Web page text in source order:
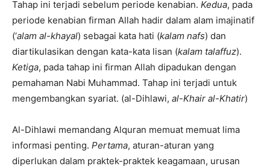
Tahap ini terjadi sebelum periode kenabian. Kedua, pada
periode kenabian firman Allah hadir dalam alam imajinatif
(‘alam al-khayal) sebagai kata hati (kalam nafs) dan
diartikulasikan dengan kata-kata lisan (kalam talaffuz).
Ketiga, pada tahap ini firman Allah dipadukan dengan
pemahaman Nabi Muhammad. Tahap ini terjadi untuk
mengembangkan syariat. (al-Dihlawi, al-Khair al-Khatir)
Al-Dihlawi memandang Alquran memuat memuat lima
informasi penting. Pertama, aturan-aturan yang
diperlukan dalam praktek-praktek keagamaan, urusan